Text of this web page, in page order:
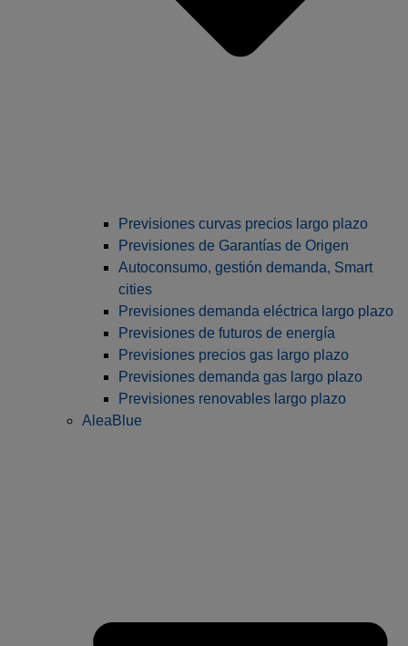
Previsiones curvas precios largo plazo
Previsiones de Garantías de Origen
Autoconsumo, gestión demanda, Smart
cities
Previsiones demanda eléctrica largo plazo
Previsiones de futuros de energía
Previsiones precios gas largo plazo
Previsiones demanda gas largo plazo
Previsiones renovables largo plazo
AleaBlue